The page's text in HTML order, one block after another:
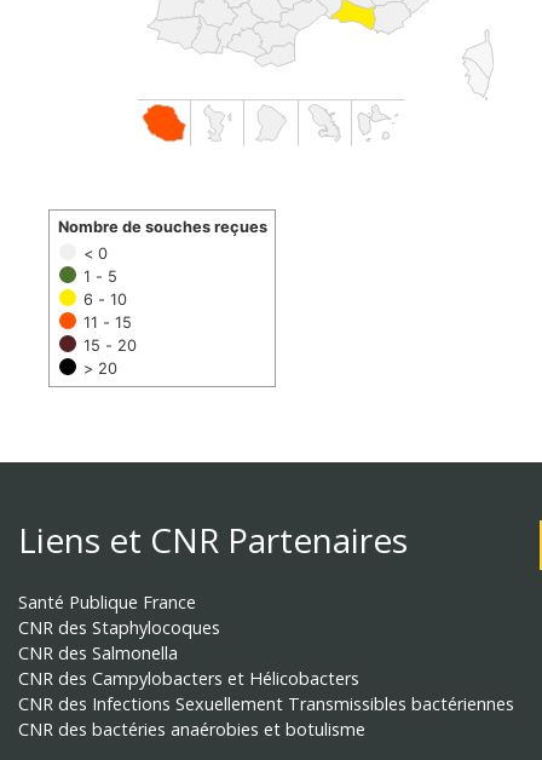
< 0
1 - 5
6 - 10
11 - 15
15 - 20
> 20
Nombre de souches reçues
Liens et CNR Partenaires
Santé Publique France
CNR des Staphylocoques
CNR des Salmonella
CNR des Campylobacters et Hélicobacters
CNR des Infections Sexuellement Transmissibles bactériennes
CNR des bactéries anaérobies et botulisme